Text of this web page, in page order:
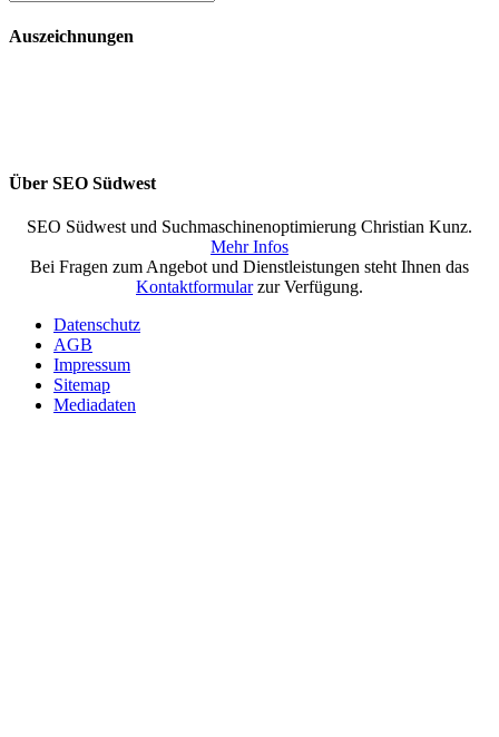
Auszeichnungen
Über SEO Südwest
SEO Südwest und Suchmaschinenoptimierung Christian Kunz.
Mehr Infos
Bei Fragen zum Angebot und Dienstleistungen steht Ihnen das
Kontaktformularzur Verfügung.
Datenschutz
AGB
Impressum
Sitemap
Mediadaten